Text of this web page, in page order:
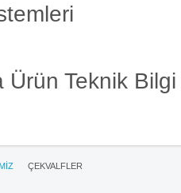
Ürün Teknik
ÇEKVALFLER